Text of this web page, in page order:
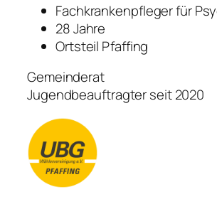
Fachkrankenpfleger für
28 Jahre
Ortsteil Pfaffing
Gemeinderat
Jugendbeauftragter seit 2020